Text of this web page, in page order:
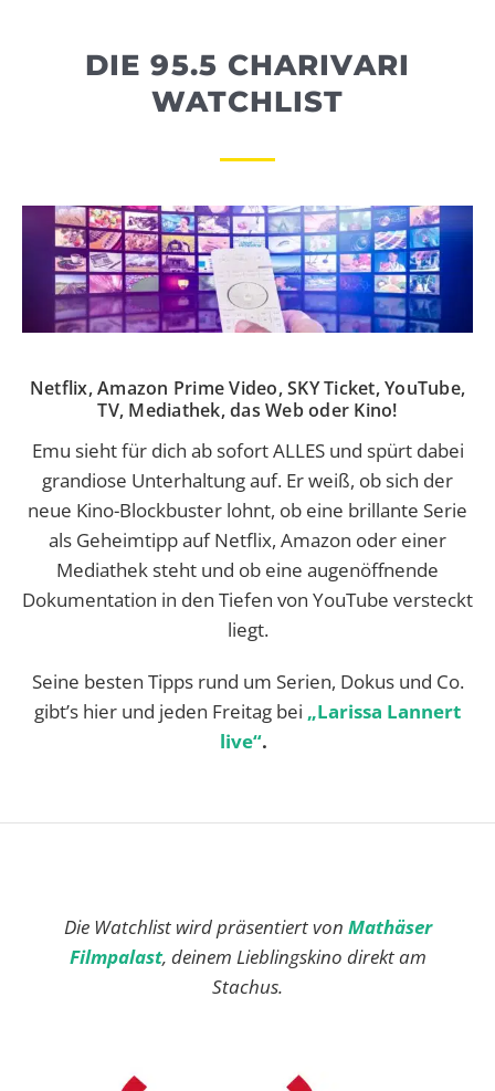
DIE 95.5 CHARIVARI
WATCHLIST
Netflix, Amazon Prime Video, SKY Ticket, YouTube,
TV, Mediathek, das Web oder Kino!
Emu sieht für dich ab sofort ALLES und spürt dabei
grandiose Unterhaltung auf. Er weiß, ob sich der
neue Kino-Blockbuster lohnt, ob eine brillante Serie
als Geheimtipp auf Netflix, Amazon oder einer
Mediathek steht und ob eine augenöffnende
Dokumentation in den Tiefen von YouTube versteckt
liegt.
Seine besten Tipps rund um Serien, Dokus und Co.
gibt’s hier und jeden Freitag bei „Larissa Lannert
live“.
Die Watchlist wird präsentiert von Mathäser
Filmpalast, deinem Lieblingskino direkt am
Stachus.